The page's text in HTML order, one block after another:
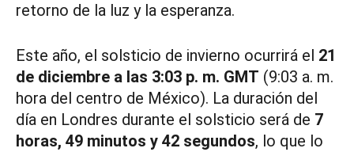
retorno de la luz y la esperanza.
Este año, el solsticio de invierno ocurrirá el 21
de diciembre a las 3:03 p. m. GMT (9:03 a. m.
hora del centro de México). La duración del
día en Londres durante el solsticio será de 7
horas, 49 minutos y 42 segundos, lo que lo